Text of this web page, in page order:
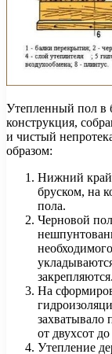
Утепленный пол в
конструкция,
и чистый
образом:
Нижний край
бруском, на
пола.
Черновой
закрепляются.
На
захватывало
от двухсот
Утепление